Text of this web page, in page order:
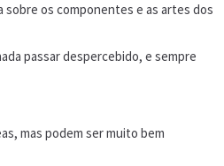
sobre os componentes e as artes dos
passar despercebido, e sempre
mas podem ser muito bem